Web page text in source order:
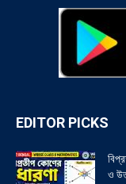
EDITOR PICKS
ও